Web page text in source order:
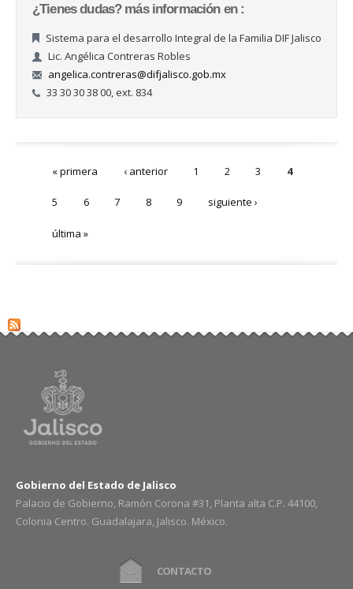
¿Tienes dudas? más información en :
Sistema para el desarrollo Integral de la Familia DIF Jalisco
Lic. Angélica Contreras Robles
angelica.contreras@difjalisco.gob.mx
33 30 30 38 00, ext. 834
« primera ‹ anterior 1 2 3 4
5 6 7 8 9 siguiente ›
última »
Gobierno del Estado de Jalisco
Palacio de Gobierno, Ramón Corona #31, Planta alta C.P. 44100,
Colonia Centro. Guadalajara, Jalisco. México.
CONTACTO